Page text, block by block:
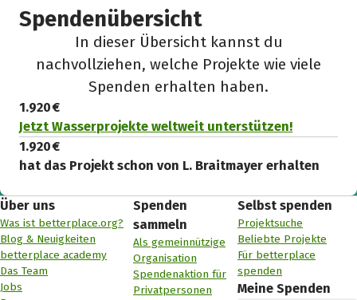
Spendenübersicht
In dieser Übersicht kannst du
nachvollziehen, welche Projekte wie viele
Spenden erhalten haben.
1.920 €
Jetzt Wasserprojekte weltweit unterstützen!
1.920 €
hat das Projekt schon von L. Braitmayer erhalten
Über uns
Was ist betterplace.org?
Blog & Neuigkeiten
betterplace academy
Das Team
Jobs
Spenden
sammeln
Als gemeinnützige
Organisation
Spendenaktion für
Privatpersonen
Selbst spenden
Projektsuche
Beliebte Projekte
Für betterplace
spenden
Meine Spenden